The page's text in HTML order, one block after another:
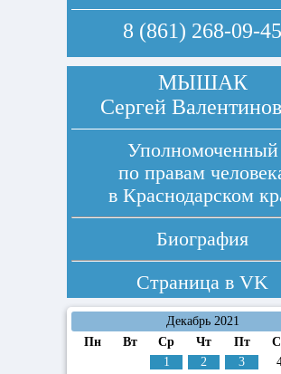
8 (861) 268-09-45
МЫШАК
Сергей
Уполномоченный
по правам
в Краснодарском
Биография
Страница в VK
Декабрь 2021
Пн
Вт Ср Чт Пт
1
2 3